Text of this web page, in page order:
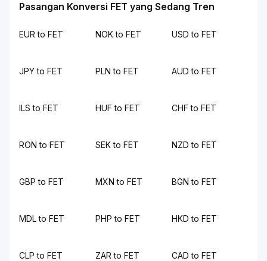
Pasangan Konversi FET yang Sedang Tren
EUR to FET NOK to FET USD to FET
JPY to FET PLN to FET AUD to FET
ILS to FET HUF to FET CHF to FET
RON to FET SEK to FET NZD to FET
GBP to FET MXN to FET BGN to FET
MDL to FET PHP to FET HKD to FET
CLP to FET ZAR to FET CAD to FET